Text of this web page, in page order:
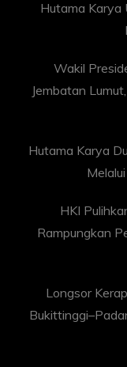
Hutama Karya
Wakil
Jembatan
Hutama Karya
HKI
Rampungkan
Longsor